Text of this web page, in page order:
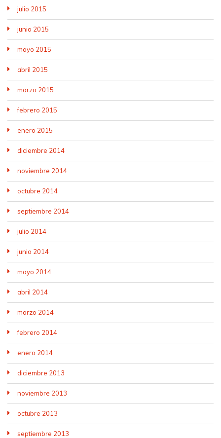
julio 2015
junio 2015
mayo 2015
abril 2015
marzo 2015
febrero 2015
enero 2015
diciembre 2014
noviembre 2014
octubre 2014
septiembre 2014
julio 2014
junio 2014
mayo 2014
abril 2014
marzo 2014
febrero 2014
enero 2014
diciembre 2013
noviembre 2013
octubre 2013
septiembre 2013